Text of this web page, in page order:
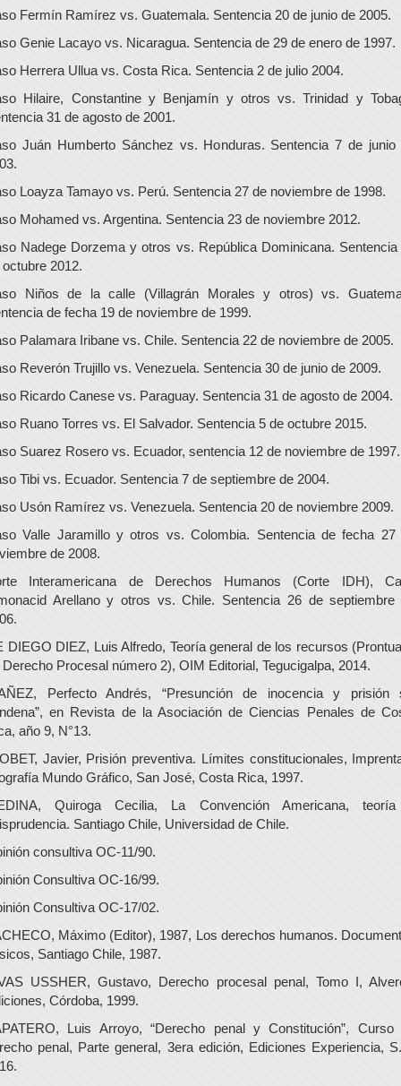
Fermín Ramírez vs. Guatemala. Sentencia 20 de junio de 2005.
Genie Lacayo vs. Nicaragua. Sentencia de 29 de enero de 1997.
Herrera Ullua vs. Costa Rica. Sentencia 2 de julio 2004.
Hilaire, Constantine y Benjamín y otros vs. Trinidad y
31 de agosto de 2001.
Juán Humberto Sánchez vs. Honduras. Sentencia 7 de junio
Loayza Tamayo vs. Perú. Sentencia 27 de noviembre de 1998.
Mohamed vs. Argentina. Sentencia 23 de noviembre 2012.
Nadege Dorzema y otros vs. República Dominicana. Sentencia
octubre 2012.
Niños de la calle (Villagrán Morales y otros) vs.
de fecha 19 de noviembre de 1999.
Palamara Iribane vs. Chile. Sentencia 22 de noviembre de 2005.
Reverón Trujillo vs. Venezuela. Sentencia 30 de junio de 2009.
Ricardo Canese vs. Paraguay. Sentencia 31 de agosto de 2004.
Ruano Torres vs. El Salvador. Sentencia 5 de octubre 2015.
Suarez Rosero vs. Ecuador, sentencia 12 de noviembre de 1997.
Tibi vs. Ecuador. Sentencia 7 de septiembre de 2004.
Usón Ramírez vs. Venezuela. Sentencia 20 de noviembre 2009.
Valle Jaramillo y otros vs. Colombia. Sentencia de fecha 27
de 2008.
Interamericana de Derechos Humanos (Corte IDH),
Arellano y otros vs. Chile. Sentencia 26 de septiembre
DIEGO DIEZ, Luis Alfredo, Teoría general de los recursos
Derecho Procesal número 2), OIM Editorial, Tegucigalpa, 2014.
Perfecto Andrés, “Presunción de inocencia y prisión
en Revista de la Asociación de Ciencias Penales de
año 9, N°13.
Javier, Prisión preventiva. Límites constitucionales,
Mundo Gráfico, San José, Costa Rica, 1997.
Quiroga Cecilia, La Convención Americana,
Santiago Chile, Universidad de Chile.
consultiva OC-11/90.
Consultiva OC-16/99.
Consultiva OC-17/02.
Máximo (Editor), 1987, Los derechos humanos.
Santiago Chile, 1987.
USSHER, Gustavo, Derecho procesal penal, Tomo I,
Córdoba, 1999.
Luis Arroyo, “Derecho penal y Constitución”, Curso
penal, Parte general, 3era edición, Ediciones Experiencia,